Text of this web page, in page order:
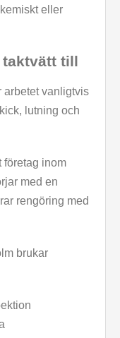
eller
taktvätt till
arbetet vanligtvis
lutning och
företag inom
med en
rengöring med
brukar